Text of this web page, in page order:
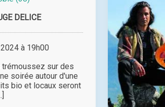
DELICE
à 19h00
sur des
soirée autour d'une
bio et locaux seront